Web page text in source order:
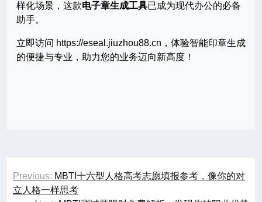
样化场景，这款电子章生成工具已成为现代办公的必备
助手。
立即访问 https://eseal.jiuzhou88.cn，体验智能印章生成
的便捷与专业，助力您的业务迈向新高度！
文
章
Previous: MBTI十六型人格高考志愿填报参考，像你的对
立人格一样思考